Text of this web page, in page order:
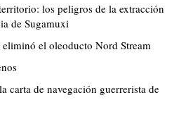
los peligros de la extracción
de Sugamuxi
el oleoducto Nord Stream
carta de navegación guerrerista de